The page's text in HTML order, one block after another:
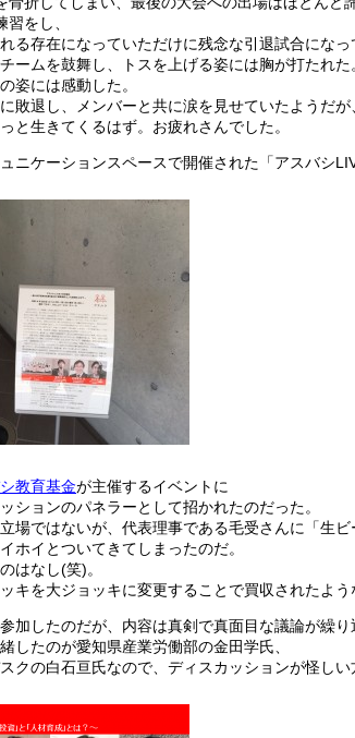
をし、
る存在になっていただけに残念な引退試合になっ
ームを鼓舞し、トスを上げる姿には胸が打たれた
姿には感動した。
敗退し、メンバーと共に涙を見せていたようだが
と生きてくるはず。お疲れさんでした。
ニケーションスペースで開催された「アスバシ
教育基金が主催するイベントに
ションのパネラーとして招かれたのだった。
場ではないが、代表理事である毛受さんに「生ビ
ホイとついてきてしまったのだ。
はなし(笑)。
キを大ジョッキに変更することで買収されたよう
加したのだが、内容は真剣で真面目な議論が繰り
したのが愛知県産業労働部の金田学氏、
クの白石亘氏なので、ディスカッションが怪しい